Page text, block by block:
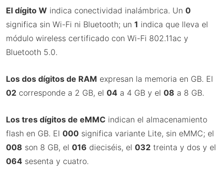
El dígito W indica conectividad inalámbrica. Un 0
significa sin Wi-Fi ni Bluetooth; un 1 indica que lleva el
módulo wireless certificado con Wi-Fi 802.11ac y
Bluetooth 5.0.
Los dos dígitos de RAM expresan la memoria en GB. El
02 corresponde a 2 GB, el 04 a 4 GB y el 08 a 8 GB.
Los tres dígitos de eMMC indican el almacenamiento
flash en GB. El 000 significa variante Lite, sin eMMC; el
008 son 8 GB, el 016 dieciséis, el 032 treinta y dos y el
064 sesenta y cuatro.